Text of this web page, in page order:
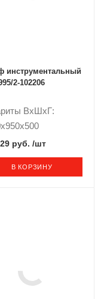
инструментальный
2-102206
ВxШxГ:
руб. /шт
В КОРЗИНУ